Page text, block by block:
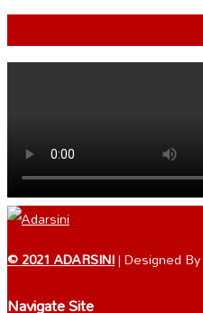
© 2021 ADARSINI| Designed By
Navigate Site